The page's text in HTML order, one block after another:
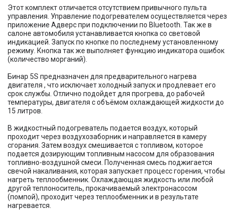
Этот комплект отличается отсутствием привычного пульта
управления. Управление подогревателем осуществляется через
приложение Адверс при подключении по Bluetooth. Так же в
салоне автомобиля устанавливается кнопка со световой
индикацией. Запуск по кнопке по последнему установленному
режиму. Кнопка так же выполняет функцию индикатора ошибок
(количество морганий).
Бинар 5S предназначен для предварительного нагрева
двигателя , что исключает холодный запуск и продлевает его
срок службы. Отлично подойдет для прогрева, до рабочей
температуры, двигателя с объёмом охлаждающей жидкости до
15 литров.
В жидкостный подогреватель подается воздух, который
проходит через воздухозаборник и направляется в камеру
сгорания. Затем воздух смешивается с топливом, которое
подается дозирующим топливным насосом для образования
топливно-воздушной смеси. Полученная смесь поджигается
свечой накаливания, которая запускает процесс горения, чтобы
нагреть теплообменник. Охлаждающая жидкость или любой
другой теплоноситель, прокачиваемый электронасосом
(помпой), проходит через теплообменник и в результате
нагревается.